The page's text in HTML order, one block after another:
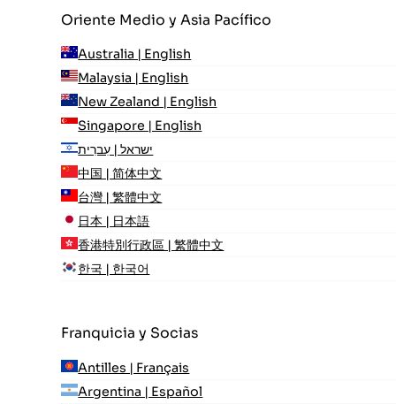
Oriente Medio y Asia Pacífico
Australia | English
Malaysia | English
New Zealand | English
Singapore | English
ישראל | עִברִית
中国 | 简体中文
台灣 | 繁體中文
日本 | 日本語
香港特別行政區 | 繁體中文
한국 | 한국어
Franquicia y Socias
Antilles | Français
Argentina | Español